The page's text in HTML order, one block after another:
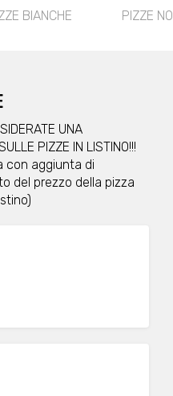
BIANCHE PIZZE
UNA
PIZZE IN LISTINO!!!
con aggiunta di
del prezzo della pizza